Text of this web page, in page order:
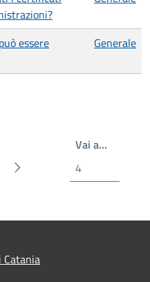
essere
Generale
Prossima pagina
Vai a…